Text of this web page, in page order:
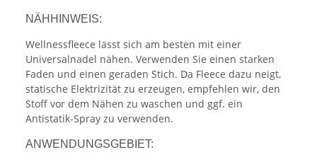
NÄHHINWEIS:
Wellnessfleece lässt sich am besten mit einer
Universalnadel nähen. Verwenden Sie einen starken
Faden und einen geraden Stich. Da Fleece dazu neigt,
statische Elektrizität zu erzeugen, empfehlen wir, den
Stoff vor dem Nähen zu waschen und ggf. ein
Antistatik-Spray zu verwenden.
ANWENDUNGSGEBIET: